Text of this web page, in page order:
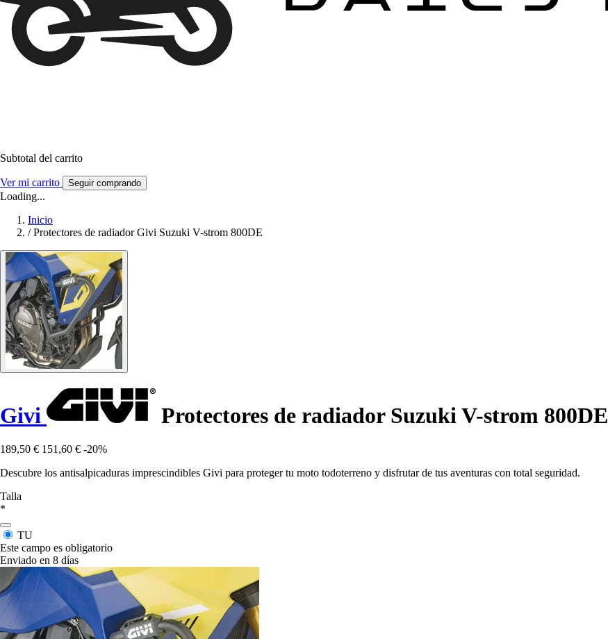
Subtotal del carrito
Ver mi carrito Seguir comprando
Loading...
Inicio
/ Protectores de radiador Givi Suzuki V-strom 800DE
Givi Protectores de radiador Suzuki V-strom 800DE
189,50 € 151,60 € -20%
Descubre los antisalpicaduras imprescindibles Givi para proteger tu moto todoterreno y disfrutar de tus aventuras con total seguridad.
Talla
*
TU
Este campo es obligatorio
Enviado en 8 días